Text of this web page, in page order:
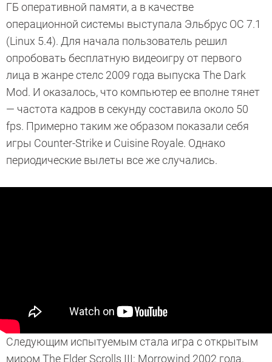
ГБ оперативной памяти, а в качестве
операционной системы выступала Эльбрус ОС 7.1
(Linux 5.4). Для начала пользователь решил
опробовать бесплатную видеоигру от первого
лица в жанре стелс 2009 года выпуска The Dark
Mod. И оказалось, что компьютер ее вполне тянет
— частота кадров в секунду составила около 50
fps. Примерно таким же образом показали себя
игры Counter-Strike и Cuisine Royale. Однако
периодические вылеты все же случались.
Следующим испытуемым стала игра с открытым
миром The Elder Scrolls III: Morrowind 2002 года,